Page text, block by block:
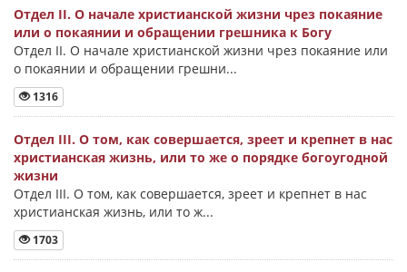
Отдел II. О начале христианской жизни чрез покаяние
или о покаянии и обращении грешника к Богу
Отдел II. О начале христианской жизни чрез покаяние или
о покаянии и обращении грешни...
1316
Отдел III. О том, как совершается, зреет и крепнет в нас
христианская жизнь, или то же о порядке богоугодной
жизни
Отдел III. О том, как совершается, зреет и крепнет в нас
христианская жизнь, или то ж...
1703